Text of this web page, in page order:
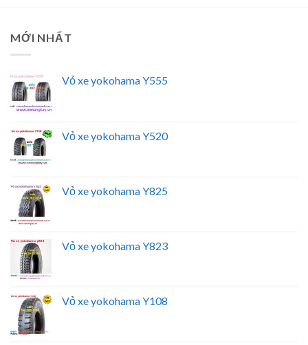
MỚI NHẤT
Vỏ xe yokohama Y555
Vỏ xe yokohama Y520
Vỏ xe yokohama Y825
Vỏ xe yokohama Y823
Vỏ xe yokohama Y108